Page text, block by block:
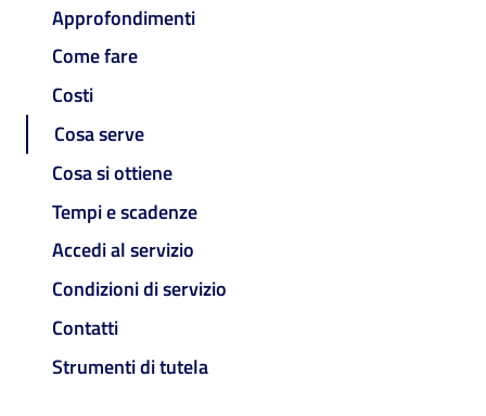
Approfondimenti
Come fare
Costi
Cosa serve
Cosa si ottiene
Tempi e scadenze
Accedi al servizio
Condizioni di servizio
Contatti
Strumenti di tutela